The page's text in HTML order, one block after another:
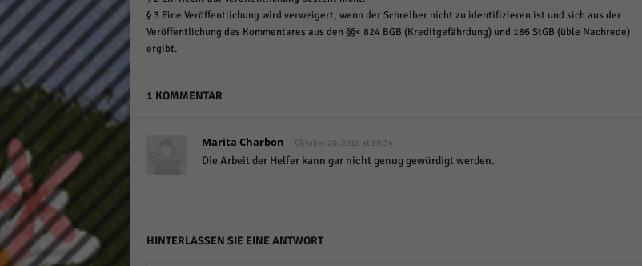
§ 3 Eine Veröffentlichung wird verweigert, wenn der Schreiber nicht zu identifizieren ist und sich aus der
Veröffentlichung des Kommentares aus den §§< 824 BGB (Kreditgefährdung) und 186 StGB (üble Nachrede)
ergibt.
1 KOMMENTAR
Marita Charbon Oktober 20, 2018 at 19:34
Die Arbeit der Helfer kann gar nicht genug gewürdigt werden.
HINTERLASSEN SIE EINE ANTWORT